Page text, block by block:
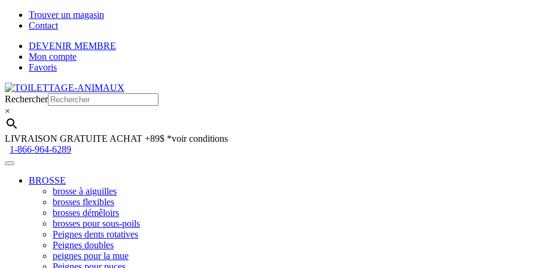
Trouver un magasin
Contact
DEVENIR MEMBRE
Mon compte
Favoris
Aller
à
la
navigation
Aller
au
contenu
Rechercher
×
LIVRAISON GRATUITE ACHAT +89$ *voir conditions
1-866-964-6289
BROSSE
brosse à aiguilles
brosses flexibles
brosses démêloirs
brosses pour sous-poils
Peignes dents rotatives
Peignes doubles
peignes pour la mue